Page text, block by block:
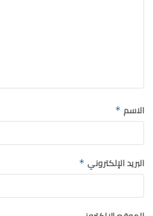
الاسم *
البريد الإلكتروني *